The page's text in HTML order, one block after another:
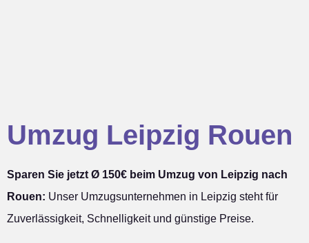
Umzug Leipzig Rouen
Sparen Sie jetzt Ø 150€ beim Umzug von Leipzig nach
Rouen: Unser Umzugsunternehmen in Leipzig steht für
Zuverlässigkeit, Schnelligkeit und günstige Preise.